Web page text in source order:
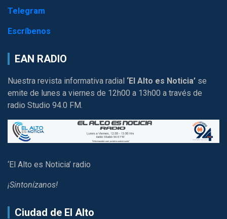
Telegram
Escríbenos
EAN RADIO
Nuestra revista informativa radial ‘El Alto es Noticia’ se
emite de lunes a viernes de 12h00 a 13h00 a través de
radio Studio 94.0 FM.
‘El Alto es Noticia’ radio
¡Sintonízanos!
Ciudad de El Alto